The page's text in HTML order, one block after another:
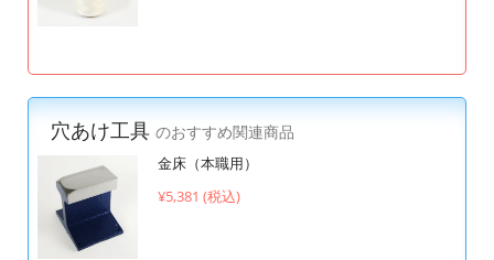
穴あけ工具 のおすすめ関連商品
金床（本職用）
¥5,381 (税込)